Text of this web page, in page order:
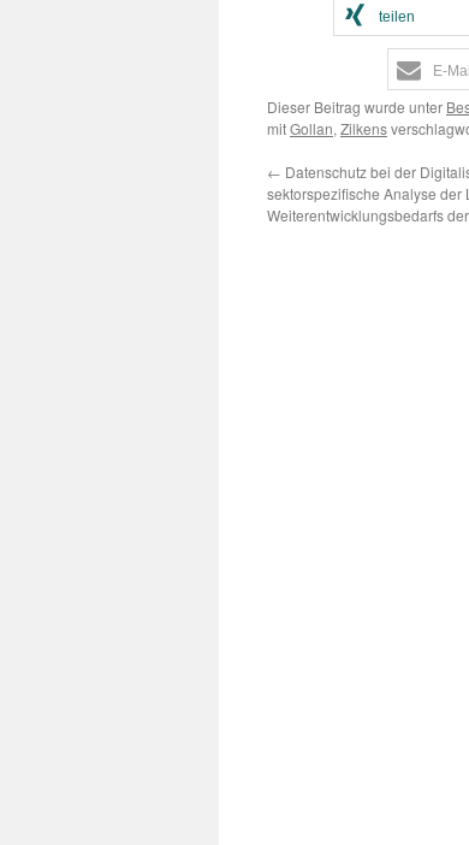
teilen
E-Mail
Dieser Beitrag wurde unter
mitGollan, Zilkens
← Datenschutz bei der
sektorspezifische Analyse
Weiterentwicklungsbedarfs